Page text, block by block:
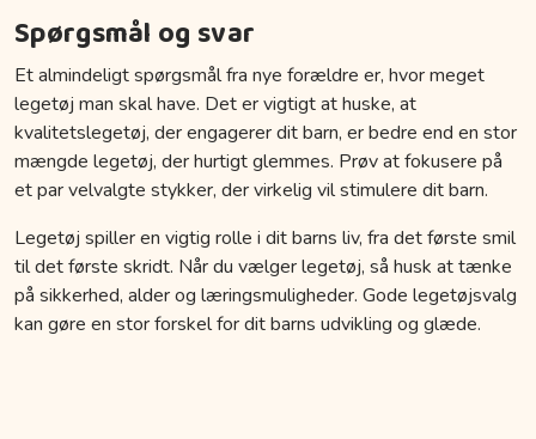
Spørgsmål og svar
Et almindeligt spørgsmål fra nye forældre er, hvor meget
legetøj man skal have. Det er vigtigt at huske, at
kvalitetslegetøj, der engagerer dit barn, er bedre end en stor
mængde legetøj, der hurtigt glemmes. Prøv at fokusere på
et par velvalgte stykker, der virkelig vil stimulere dit barn.
Legetøj spiller en vigtig rolle i dit barns liv, fra det første smil
til det første skridt. Når du vælger legetøj, så husk at tænke
på sikkerhed, alder og læringsmuligheder. Gode legetøjsvalg
kan gøre en stor forskel for dit barns udvikling og glæde.